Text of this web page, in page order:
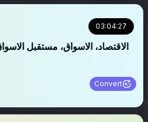
03:04:27
الاقتصاد، الاسواق، مستقبل
Convert